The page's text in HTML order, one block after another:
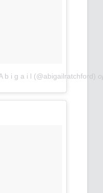
b i g a i l (@abigailratchford)